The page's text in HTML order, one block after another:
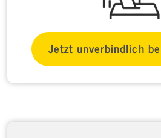
Jetzt unverbindlich